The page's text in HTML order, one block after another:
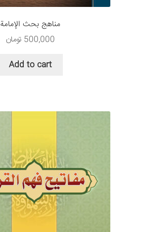
مناهج بحث الإمامة
500,000 تومان
Add to cart